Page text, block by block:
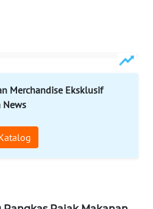
Merchandise Eksklusif
News